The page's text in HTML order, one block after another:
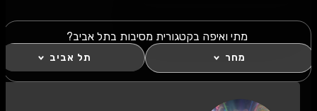
מתי ואיפה בקטגורית מסיבות בתל אביב?
מחר תל אביב